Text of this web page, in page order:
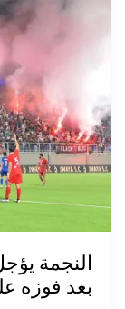
النجمة
بعد فوزه